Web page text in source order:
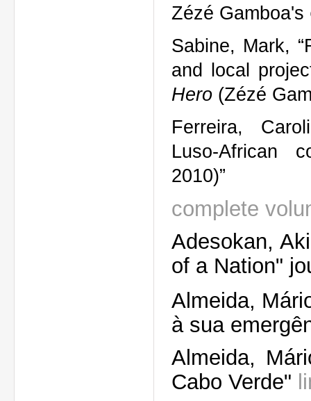
Zézé Gamboa's
Sabine, Mark,
and local
Hero (Zézé
Ferreira,
Luso-African
2010)”
complete
Adesokan,
of a Nation"
Almeida,
à sua
Almeida,
Cabo Verde"